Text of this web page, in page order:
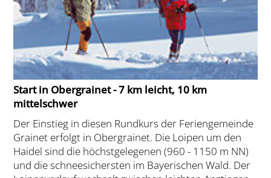
Start in Obergrainet - 7 km leicht, 10 km
mittelschwer
Der Einstieg in diesen Rundkurs der Feriengemeinde
Grainet erfolgt in Obergrainet. Die Loipen um den
Haidel sind die höchstgelegenen (960 - 1150 m NN)
und die schneesichersten im Bayerischen Wald. Der